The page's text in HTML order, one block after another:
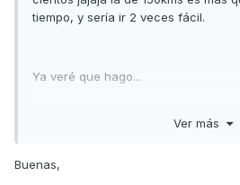
tiempo, y sería ir 2 veces fácil.
Ya veré que hago...
Ver más
Buenas,